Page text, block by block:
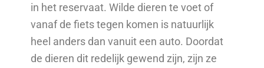
in het reservaat. Wilde dieren te voet of
vanaf de fiets tegen komen is natuurlijk
heel anders dan vanuit een auto. Doordat
de dieren dit redelijk gewend zijn, zijn ze